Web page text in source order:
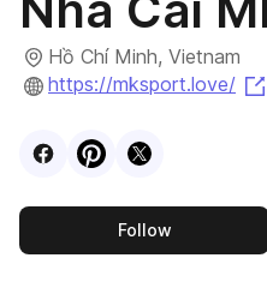
Hồ Chí Minh, Vietnam
https://mksport.love/
VisitFacebook
VisitPinterest
Visit
Followthis